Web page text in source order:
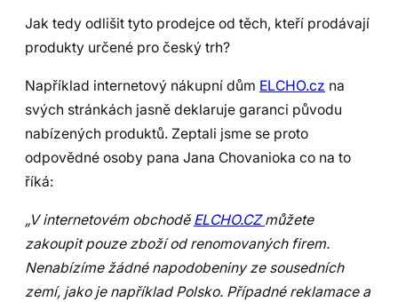
Jak tedy odlišit tyto prodejce od těch, kteří prodávají
produkty určené pro český trh?
Například internetový nákupní dům ELCHO.cz na
svých stránkách jasně deklaruje garanci původu
nabízených produktů. Zeptali jsme se proto
odpovědné osoby pana Jana Chovanioka co na to
říká:
„V internetovém obchodě ELCHO.CZmůžete
zakoupit pouze zboží od renomovaných firem.
Nenabízíme žádné napodobeniny ze sousedních
zemí, jako je například Polsko. Případné reklamace a